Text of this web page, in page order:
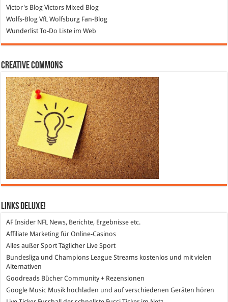
Victor's Blog Victors Mixed Blog
Wolfs-Blog VfL Wolfsburg Fan-Blog
WunderlistTo-Do Liste im Web
Creative Commons
Links DeLuXe!
AF Insider NFL News, Berichte, Ergebnisse etc.
Affiliate Marketing für Online-Casinos
Alles außer Sport Täglicher Live Sport
Bundesliga und Champions League Streams kostenlos und mit vielen
Alternativen
Goodreads Bücher Community + Rezensionen
Google Music Musik hochladen und auf verschiedenen Geräten hören